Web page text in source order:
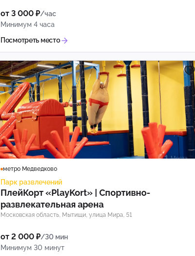
от 3 000 ₽/час
Минимум 4 часа
Посмотреть место
метро Медведково
Парк развлечений
ПлейКорт «PlayKort» | Спортивно-
развлекательная арена
Московская область, Мытищи, улица Мира, 51
от 2 000 ₽/30 мин
Минимум 30 минут